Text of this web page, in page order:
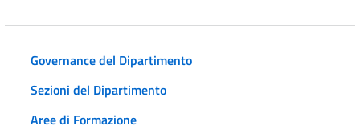
Governance del Dipartimento
Sezioni del Dipartimento
Aree di Formazione